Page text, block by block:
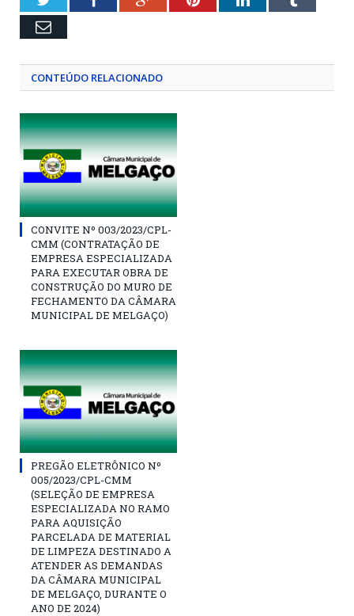
Email
CONTEÚDO RELACIONADO
CONVITE Nº 003/2023/CPL-
CMM (CONTRATAÇÃO DE
EMPRESA ESPECIALIZADA
PARA EXECUTAR OBRA DE
CONSTRUÇÃO DO MURO DE
FECHAMENTO DA CÂMARA
MUNICIPAL DE MELGAÇO)
PREGÃO ELETRÔNICO Nº
005/2023/CPL-CMM
(SELEÇÃO DE EMPRESA
ESPECIALIZADA NO RAMO
PARA AQUISIÇÃO
PARCELADA DE MATERIAL
DE LIMPEZA DESTINADO A
ATENDER AS DEMANDAS
DA CÂMARA MUNICIPAL
DE MELGAÇO, DURANTE O
ANO DE 2024)